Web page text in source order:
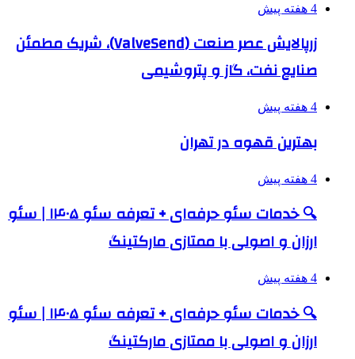
4 هفته پیش
زرپالایش عصر صنعت (ValveSend)، شریک مطمئن
صنایع نفت، گاز و پتروشیمی
4 هفته پیش
بهترین قهوه در تهران
4 هفته پیش
🔍 خدمات سئو حرفه‌ای + تعرفه سئو ۱۴۰۵ | سئو
ارزان و اصولی با ممتازی مارکتینگ
4 هفته پیش
🔍 خدمات سئو حرفه‌ای + تعرفه سئو ۱۴۰۵ | سئو
ارزان و اصولی با ممتازی مارکتینگ